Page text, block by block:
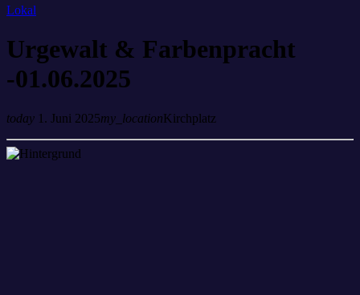
Lokal
Urgewalt & Farbenpracht
-01.06.2025
today 1. Juni 2025my_locationKirchplatz